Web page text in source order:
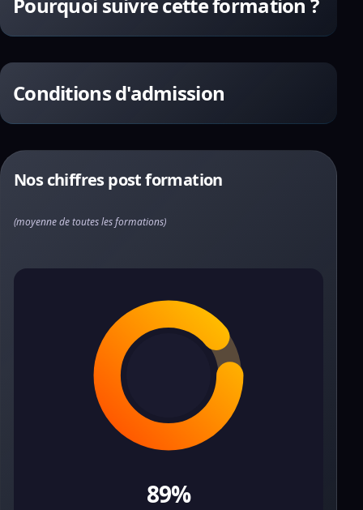
Conditions d'admission
Nos chiffres post formation
(moyenne de toutes les formations)
89%